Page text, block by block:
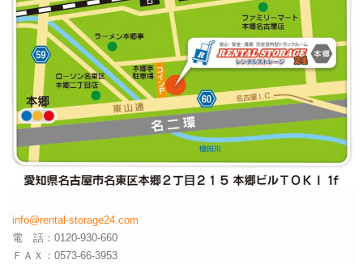
info@rental-storage24.com
電 話：0120-930-660
ＦＡＸ：0573-66-3953